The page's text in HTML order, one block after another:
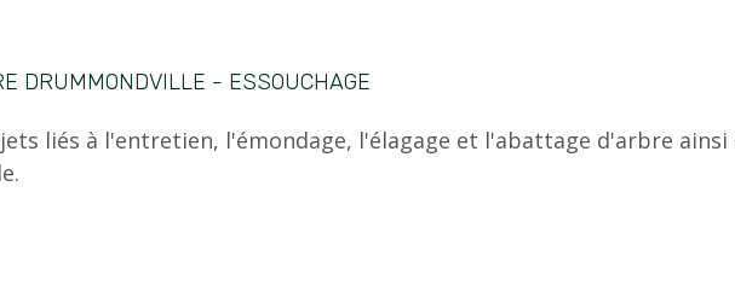
DRUMMONDVILLE - ESSOUCHAGE
liés à l'entretien, l'émondage, l'élagage et l'abattage d'arbre